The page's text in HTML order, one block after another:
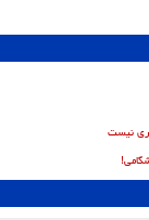
نیست